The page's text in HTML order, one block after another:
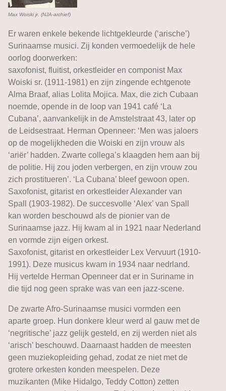
Max Woiski jr. (NJA-archief)
Er waren enkele bekende lichtgekleurde (‘arische’)
Surinaamse musici. Zij konden vermoedelijk de hele
oorlog doorwerken:
saxofonist, fluitist, orkestleider en componist Max
Woiski sr. (1911-1981) en zijn zingende echtgenote
Alma Braaf, alias Lolita Mojica. Max, die zich Cubaan
noemde, opende in de loop van 1941 café ‘La
Cubana’, aanvankelijk in de Amstelstraat 43, later op
de Leidsestraat. Herman Openneer: ‘Men was jaloers
op de mogelijkheden die Woiski en zijn vrouw als
‘ariër’ hadden. Zwarte collega’s klaagden hem aan bij
de politie. Hij zou joden verbergen, en zijn vrouw zou
zich prostitueren’. ‘La Cubana’ bleef gewoon open.
Saxofonist, gitarist en orkestleider Alexander van
Spall (1903-1982). De succesvolle ‘Alex’ van Spall
kan worden beschouwd als de pionier van de
Surinaamse jazz. Hij kwam al in 1921 naar Nederland
en vormde zijn eigen orkest.
Saxofonist, gitarist en orkestleider Lex Vervuurt (1910-
1991). Deze musicus kwam in 1934 naar nedrland.
Hij vertelde Herman Openneer dat er in Suriname in
die tijd nog geen sprake was van een jazz-scene.
De zwarte Afro-Surinaamse musici vormden een
aparte groep. Hun donkere kleur werd al gauw met de
‘negritische’ jazz gelijk gesteld, en zij werden niet als
‘arisch’ beschouwd. Daarnaast hadden de meesten
geen muziekopleiding gehad, zodat ze niet met de
grotere orkesten konden meespelen. Deze
muzikanten (Mike Hidalgo, Teddy Cotton) zetten